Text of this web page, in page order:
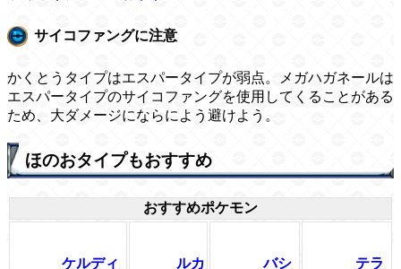
サイコファングに注意
かくとうタイプはエスパータイプが弱点。メガハガネールは
エスパータイプのサイコファングを使用してくることがある
ため、大ダメージにならによう避けよう。
ほのおタイプもおすすめ
おすすめポケモン
ケルディ
ルカ
バシ
テラ